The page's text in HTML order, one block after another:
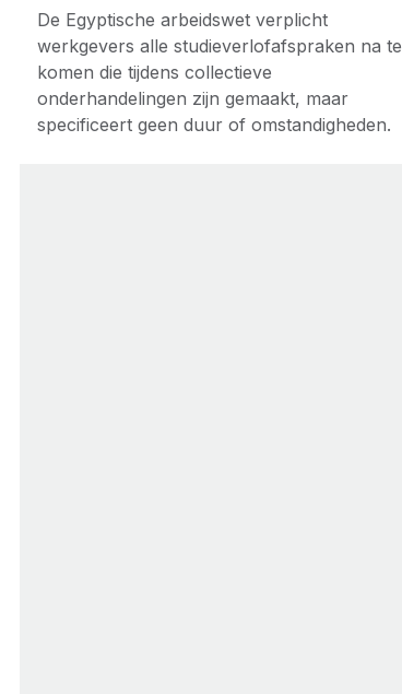
De Egyptische arbeidswet verplicht
werkgevers alle studieverlofafspraken na te
komen die tijdens collectieve
onderhandelingen zijn gemaakt, maar
specificeert geen duur of omstandigheden.